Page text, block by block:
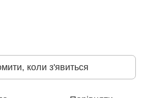
коли з'явиться